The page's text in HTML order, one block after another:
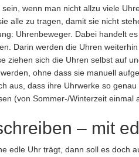
wenn man nicht allzu viele
alle zu tragen, damit sie nicht
Uhrenbeweger. Dabei handelt
Darin werden die Uhren
ziehen sich die Uhren selbst auf
ohne dass sie manuell
aus, dass ihre Uhrwerke so
(von Sommer-/Winterzeit einmal
– mit
edle Uhr trägt, dann soll es doch